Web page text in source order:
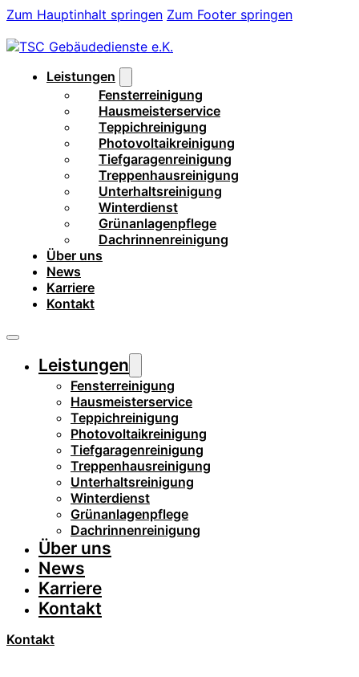
Zum Hauptinhalt springen Zum Footer springen
Leistungen
Fensterreinigung
Hausmeisterservice
Teppichreinigung
Photovoltaikreinigung
Tiefgaragenreinigung
Treppenhausreinigung
Unterhaltsreinigung
Winterdienst
Grünanlagenpflege
Dachrinnenreinigung
Über uns
News
Karriere
Kontakt
Leistungen
Fensterreinigung
Hausmeisterservice
Teppichreinigung
Photovoltaikreinigung
Tiefgaragenreinigung
Treppenhausreinigung
Unterhaltsreinigung
Winterdienst
Grünanlagenpflege
Dachrinnenreinigung
Über uns
News
Karriere
Kontakt
Kontakt